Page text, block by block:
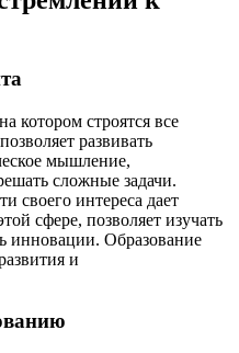
котором строятся все
развивать
мышление,
сложные задачи.
своего интереса дает
сфере, позволяет изучать
инновации. Образование
и